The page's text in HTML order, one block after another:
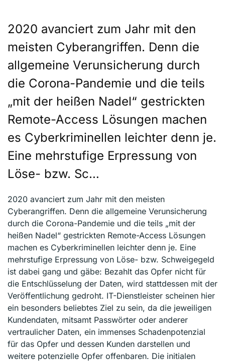
2020 avanciert zum Jahr mit den
meisten Cyberangriffen. Denn die
allgemeine Verunsicherung durch
die Corona-Pandemie und die teils
„mit der heißen Nadel“ gestrickten
Remote-Access Lösungen machen
es Cyberkriminellen leichter denn je.
Eine mehrstufige Erpressung von
Löse- bzw. Sc…
2020 avanciert zum Jahr mit den meisten
Cyberangriffen. Denn die allgemeine Verunsicherung
durch die Corona-Pandemie und die teils „mit der
heißen Nadel“ gestrickten Remote-Access Lösungen
machen es Cyberkriminellen leichter denn je. Eine
mehrstufige Erpressung von Löse- bzw. Schweigegeld
ist dabei gang und gäbe: Bezahlt das Opfer nicht für
die Entschlüsselung der Daten, wird stattdessen mit der
Veröffentlichung gedroht. IT-Dienstleister scheinen hier
ein besonders beliebtes Ziel zu sein, da die jeweiligen
Kundendaten, mitsamt Passwörter oder anderer
vertraulicher Daten, ein immenses Schadenpotenzial
für das Opfer und dessen Kunden darstellen und
weitere potenzielle Opfer offenbaren. Die initialen